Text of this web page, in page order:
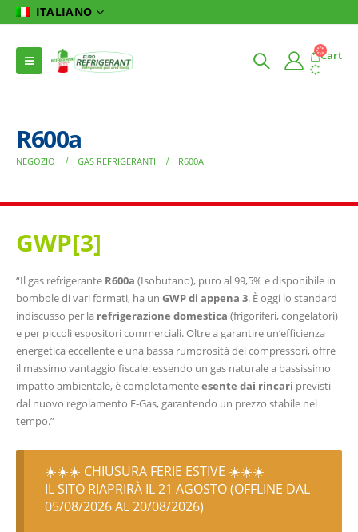
ITALIANO
Cart
R600a
NEGOZIO GAS REFRIGERANTI R600A
GWP[3]
“Il gas refrigerante R600a (Isobutano), puro al 99,5% e disponibile in
bombole di vari formati, ha un GWP di appena 3. È oggi lo standard
indiscusso per la refrigerazione domestica (frigoriferi, congelatori)
e per piccoli espositori commerciali. Oltre a garantire un’efficienza
energetica eccellente e una bassa rumorosità dei compressori, offre
il massimo vantaggio fiscale: essendo un gas naturale a bassissimo
impatto ambientale, è completamenteesente dai rincari previsti
dal nuovo regolamento F-Gas, garantendo un prezzo stabile nel
tempo.”
☀️☀️☀️ CHIUSURA FERIE ESTIVE ☀️☀️☀️
IL SITO RIAPRIRÀ IL 21 AGOSTO (OFFLINE DAL
05/08/2026 AL 20/08/2026)